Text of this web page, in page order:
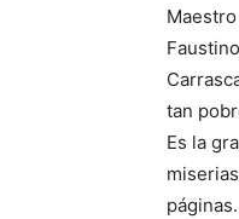
tan
Es la